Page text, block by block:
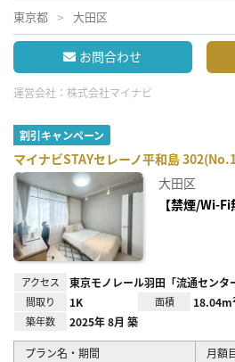
東京都 大田区
お問合わせ
運営会社： 株式会社マイナビ
割引キャンペーン
マイナビSTAYセレーノ平和島
大田区
【禁煙/Wi-Fi
アクセス 東京モノレール羽田「流通センタ
間取り 1K 面積
築年数 2025年 8月 築
プラン名・期間
月額